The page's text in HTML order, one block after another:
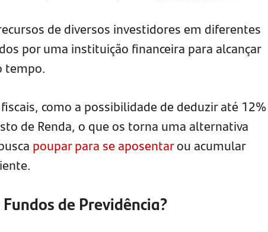
de diversos investidores em diferentes
por uma instituição financeira para alcançar
tempo.
como a possibilidade de deduzir até
de Renda, o que os torna uma alternativa
poupar para se aposentarou acumular
de Previdência?